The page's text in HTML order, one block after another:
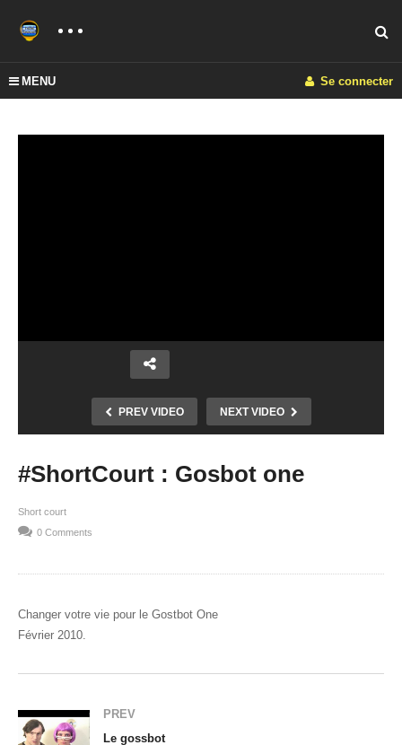
MENU Se connecter
PREV VIDEO NEXT VIDEO
#ShortCourt : Gosbot one
Short court
0 Comments
Changer votre vie pour le Gostbot One
Février 2010.
PREV
Le gossbot